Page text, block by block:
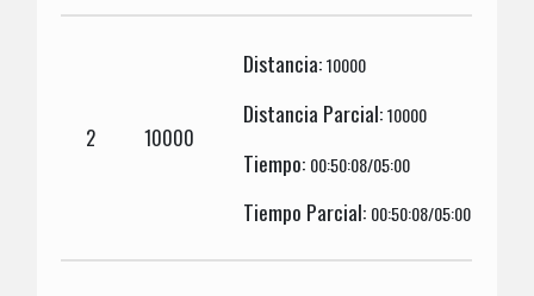
2 10000
Distancia:10000
Distancia Parcial:10000
Tiempo: 00:50:08/05:00
Tiempo Parcial: 00:50:08/05:00